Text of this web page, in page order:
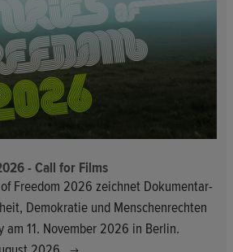
- Call for Films
Freedom 2026 zeichnet Dokumentar-
Demokratie und Menschenrechten
am 11. November 2026 in Berlin.